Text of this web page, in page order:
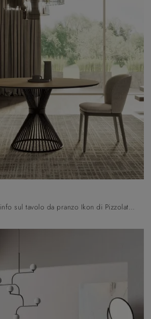
Vuoi avere ulteriori info sul tavolo da pranzo Ikon di Pizzolato? Clicca e scopri di più sui modelli fissi dell'azienda.